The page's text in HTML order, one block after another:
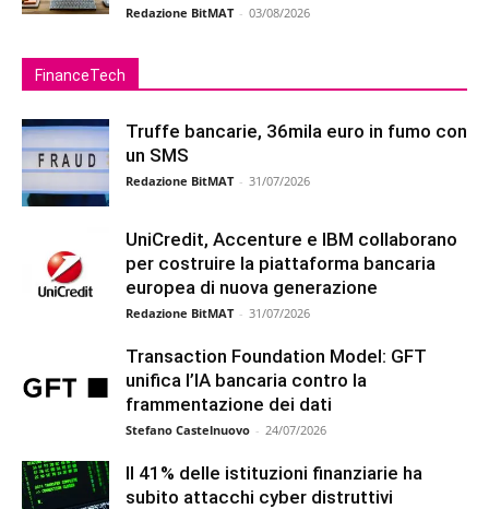
Redazione BitMAT - 03/08/2026
FinanceTech
Truffe bancarie, 36mila euro in fumo con
un SMS
Redazione BitMAT - 31/07/2026
UniCredit, Accenture e IBM collaborano
per costruire la piattaforma bancaria
europea di nuova generazione
Redazione BitMAT - 31/07/2026
Transaction Foundation Model: GFT
unifica l’IA bancaria contro la
frammentazione dei dati
Stefano Castelnuovo - 24/07/2026
Il 41% delle istituzioni finanziarie ha
subito attacchi cyber distruttivi